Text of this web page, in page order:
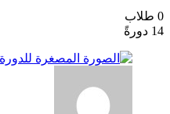
0 طلاب
14 دورةً